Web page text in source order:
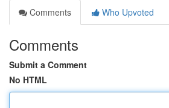
Comments
Who Upvoted
Comments
Submit a Comment
No HTML